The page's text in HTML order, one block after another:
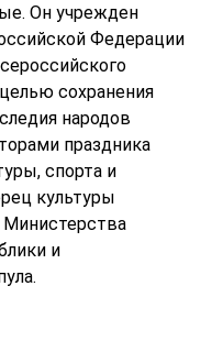
Он учрежден
Федерации
сохранения
народов
праздника
спорта и
культуры
и